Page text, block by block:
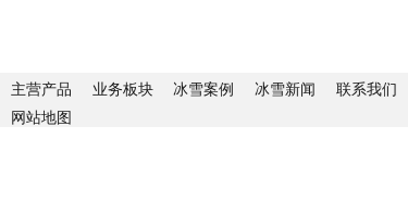
主营产品 业务板块 冰雪案例 冰雪新闻
联系我们
网站地图